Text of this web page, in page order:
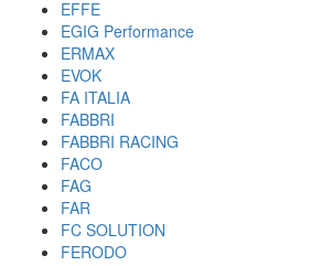
EFFE
EGIG Performance
ERMAX
EVOK
FA ITALIA
FABBRI
FABBRI RACING
FACO
FAG
FAR
FC SOLUTION
FERODO